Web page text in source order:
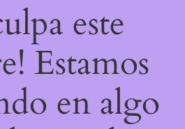
este
Estamos
en algo